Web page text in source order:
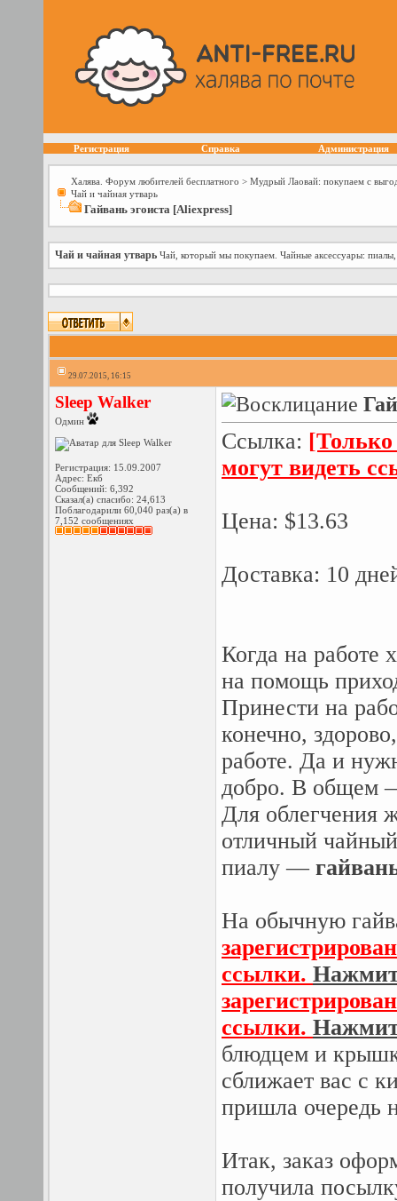
Регистрация Справка Администрация
Халява. Форум любителей бесплатного > Мудрый Лаовай: покупаем с
Чай и чайная утварь
Гайвань эгоиста [Aliexpress]
Чай и чайная утварь Чай, который мы покупаем. Чайные аксессуары:
29.07.2015, 16:15
Sleep Walker
Одмин
Регистрация: 15.09.2007
Адрес: Екб
Сообщений: 6,392
Сказал(а) спасибо: 24,613
Поблагодарили 60,040 раз(а) в
7,152 сообщениях
Ссылка: [Только
могут видеть
Цена: $13.63
Доставка: 10
Когда на работе
на помощь
Принести на
конечно,
работе. Да и
добро. В общем
Для облегчения
отличный
пиалу —
На обычную
ссылки.
ссылки.
блюдцем и
сближает вас с
пришла очередь
Итак, заказ
получила